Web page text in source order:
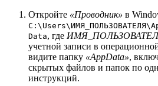
Откройте «Проводник» в
Data, где
учетной записи в
видите папку «AppData»,
скрытых файлов и папок по
инструкций.